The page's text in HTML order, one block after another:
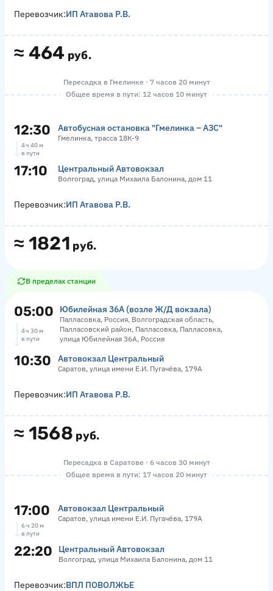
≈ 464 руб.
Перевозчик:ИП Атавова Р.В.
Пересадка в Гмелинке · 7 часов 20 минут
Общее время в пути: 12 часов 10 минут
12:30 Автобусная остановка "Гмелинка – АЗС"
Гмелинка, трасса 18К-9
4 ч 40 м
в пути
17:10 Центральный Автовокзал
Волгоград, улица Михаила Балонина, дом 11
≈ 1821 руб.
Перевозчик:ИП Атавова Р.В.
В пределах станции
05:00 Юбилейная 36А (возле Ж/Д вокзала)
Палласовка, Россия, Волгоградская область,
Палласовский район, Палласовка, Палласовка,
улица Юбилейная 36А, Россия
4 ч 30 м
в пути
10:30 Автовокзал Центральный
Саратов, улица имени Е.И. Пугачёва, 179А
≈ 1568 руб.
Перевозчик:ИП Атавова Р.В.
Пересадка в Саратове · 6 часов 30 минут
Общее время в пути: 17 часов 20 минут
17:00 Автовокзал Центральный
Саратов, улица имени Е.И. Пугачёва, 179А
6 ч 20 м
в пути
22:20 Центральный Автовокзал
Волгоград, улица Михаила Балонина, дом 11
Перевозчик:ВПЛ ПОВОЛЖЬЕ